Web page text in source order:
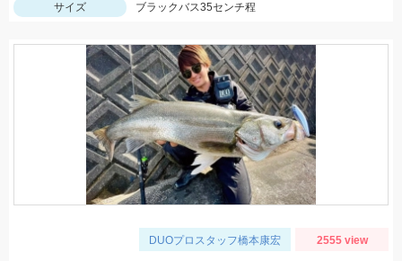
サイズ
ブラックバス35センチ程
DUOプロスタッフ橋本康宏 2555 view